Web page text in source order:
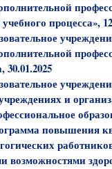
процесса»,
30.01.2025
и
повышения